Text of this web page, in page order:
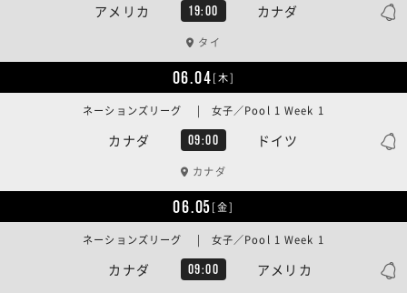
アメリカ 19:00 カナダ
タイ
06.04[木]
カナダ 09:00 ドイツ
ネーションズリーグ | 女子／Pool 1 Week 1
カナダ
06.05[金]
カナダ 09:00 アメリカ
ネーションズリーグ | 女子／Pool 1 Week 1